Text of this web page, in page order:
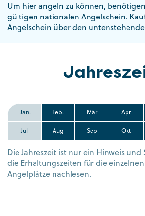
Um hier angeln zu können,
gültigen nationalen Angelschein.
Angelschein über den
Jan. Feb. Mär Apr
Jul Aug Sep Okt
Die Jahreszeit ist nur ein Hinweis und
die Erhaltungszeiten für die
Angelplätze nachlesen.